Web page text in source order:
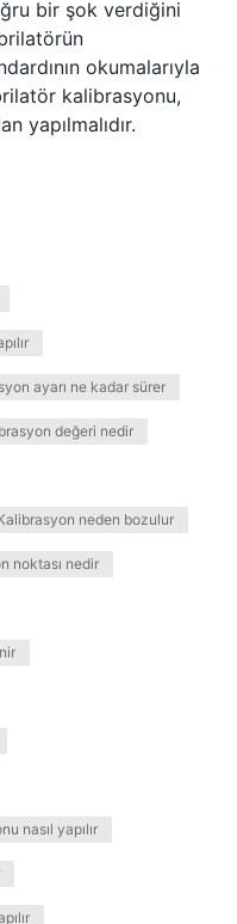
bir şok verdiğini
okumalarıyla
kalibrasyonu,
yapılmalıdır.
ayarı ne kadar sürer
değeri nedir
neden bozulur
noktası nedir
nasıl yapılır